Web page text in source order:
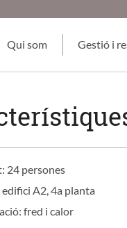
Qui som Gestió i
24 persones
A2, 4a planta
fred i calor